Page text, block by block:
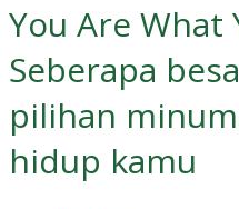
You Are What
Seberapa
pilihan
hidup kamu